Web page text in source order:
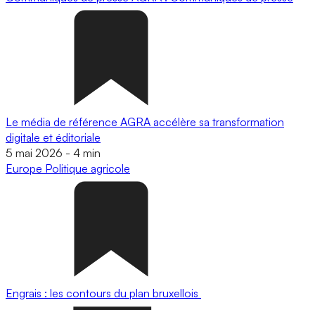
Le média de référence AGRA accélère sa transformation
digitale et éditoriale
5 mai 2026 - 4 min
Europe Politique agricole
Engrais : les contours du plan bruxellois